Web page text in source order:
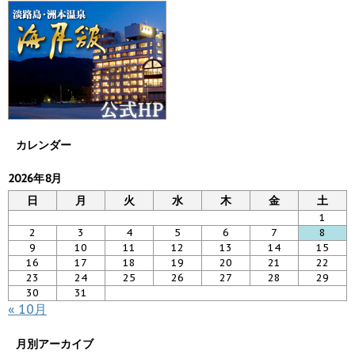
カレンダー
2026年8月
日
月 火 水 木 金 土
1
2
3 4 5 6 7
8
9
10 11 12 13 14
15
16
17 18 19 20 21
22
23
24 25 26 27 28
29
30
31
« 10月
月別アーカイブ